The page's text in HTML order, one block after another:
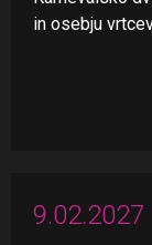
in osebju
9.02.2027